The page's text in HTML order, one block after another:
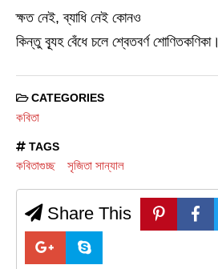
ক্ষত নেই, ব্যাধি নেই কোনও
কিন্তু ব্যূহ বেঁধে চলে শ্বেতবর্ণ শোণিতকণিকা।
CATEGORIES
কবিতা
TAGS
কবিতাগুচ্ছ সৃজিতা সান্যাল
Share This